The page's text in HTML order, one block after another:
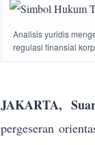
Analisis yuridis
regulasi finansial
JAKARTA,
pergeseran